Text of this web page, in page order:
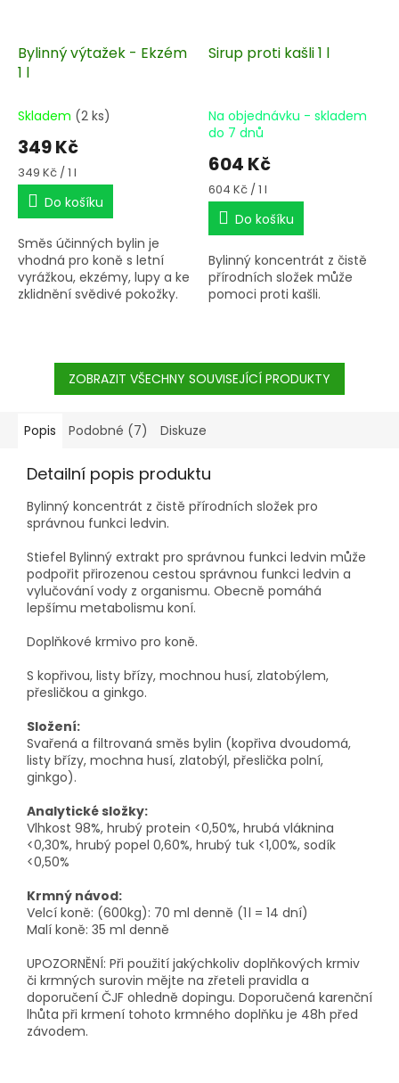
Bylinný výtažek - Ekzém
1 l
Skladem (2 ks)
349 Kč
Měrná
cena:
349 Kč / 1 l
Do košíku
Směs účinných bylin je
vhodná pro koně s letní
vyrážkou, ekzémy, lupy a ke
zklidnění svědivé pokožky.
Sirup proti kašli 1 l
Na objednávku - skladem
do 7 dnů
604 Kč
Měrná
cena:
604 Kč / 1 l
Do košíku
Bylinný koncentrát z čistě
přírodních složek může
pomoci proti kašli.
ZOBRAZIT VŠECHNY SOUVISEJÍCÍ PRODUKTY
Popis Podobné (7) Diskuze
Detailní popis produktu
Bylinný koncentrát z čistě přírodních složek pro
správnou funkci ledvin.
Stiefel Bylinný extrakt pro správnou funkci ledvin může
podpořit přirozenou cestou správnou funkci ledvin a
vylučování vody z organismu. Obecně pomáhá
lepšímu metabolismu koní.
Doplňkové krmivo pro koně.
S kopřivou, listy břízy, mochnou husí, zlatobýlem,
přesličkou a ginkgo.
Složení:
Svařená a filtrovaná směs bylin (kopřiva dvoudomá,
listy břízy, mochna husí, zlatobýl, přeslička polní,
ginkgo).
Analytické složky:
Vlhkost 98%, hrubý protein <0,50%, hrubá vláknina
<0,30%, hrubý popel 0,60%, hrubý tuk <1,00%, sodík
<0,50%
Krmný návod:
Velcí koně: (600kg): 70 ml denně (1 l = 14 dní)
Malí koně: 35 ml denně
UPOZORNĚNÍ: Při použití jakýchkoliv doplňkových krmiv
či krmných surovin mějte na zřeteli pravidla a
doporučení ČJF ohledně dopingu. Doporučená karenční
lhůta při krmení tohoto krmného doplňku je 48h před
závodem.